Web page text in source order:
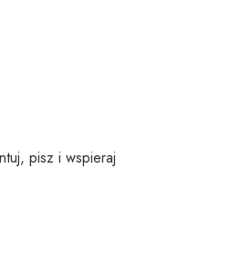
pisz i wspieraj